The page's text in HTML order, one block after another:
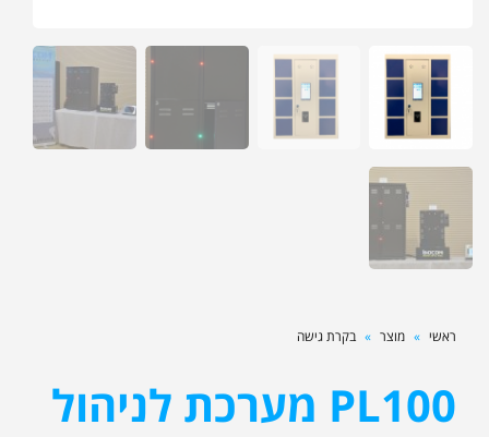
ראשי » מוצר » בקרת גישה
PL100 מערכת לניהול